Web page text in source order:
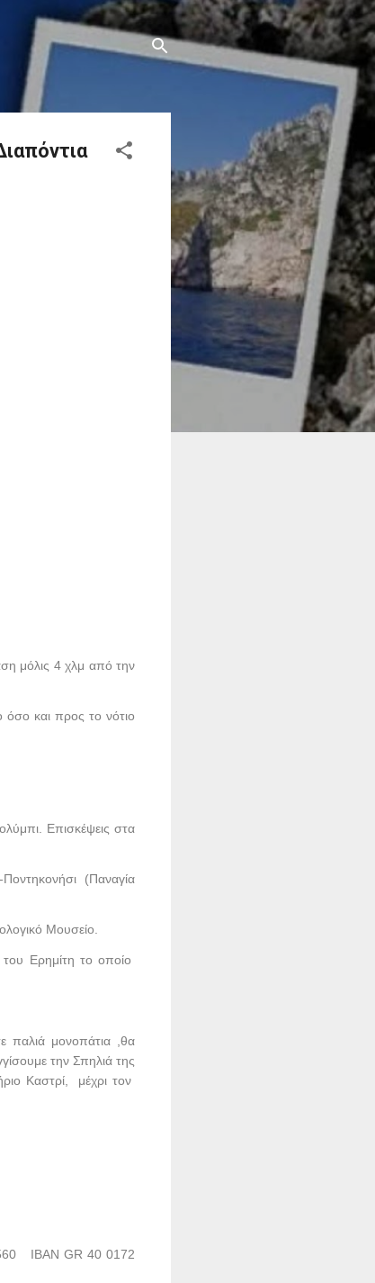
μόλις 4 χλμ από την
όσο και προς το νότιο
Επισκέψεις στα
Ποντηκονήσι (Παναγία
Μουσείο.
Ερημίτη το οποίο
παλιά μονοπάτια ,θα
την Σπηλιά της
Καστρί, μέχρι τον
IBAN GR 40 0172